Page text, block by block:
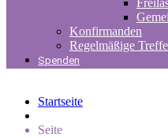
Konfirmanden
Regelmäßige
Spenden
Startseite
Seite